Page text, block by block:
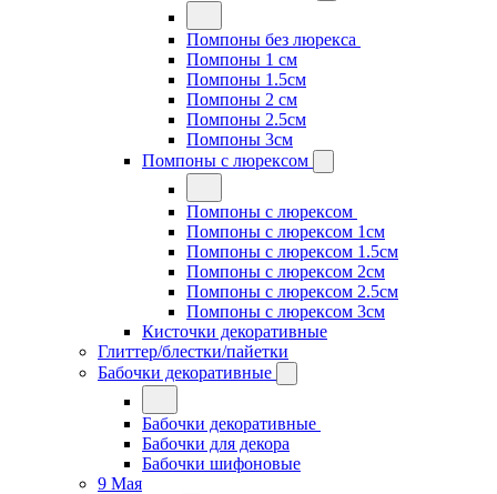
Помпоны без люрекса
Помпоны 1 см
Помпоны 1.5см
Помпоны 2 см
Помпоны 2.5см
Помпоны 3см
Помпоны с люрексом
Помпоны с люрексом
Помпоны с люрексом 1см
Помпоны с люрексом 1.5см
Помпоны с люрексом 2см
Помпоны с люрексом 2.5см
Помпоны с люрексом 3см
Кисточки декоративные
Глиттер/блестки/пайетки
Бабочки декоративные
Бабочки декоративные
Бабочки для декора
Бабочки шифоновые
9 Мая